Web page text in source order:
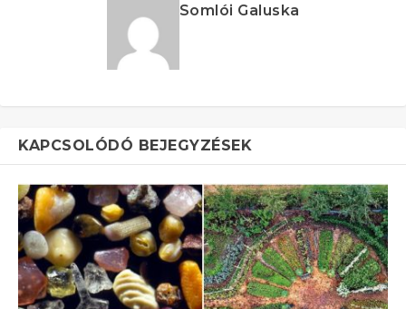
Somlói Galuska
KAPCSOLÓDÓ BEJEGYZÉSEK